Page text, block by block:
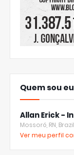
Quem sou eu
Allan Erick -
Mossoró, RN, Brazil
Ver meu perfil